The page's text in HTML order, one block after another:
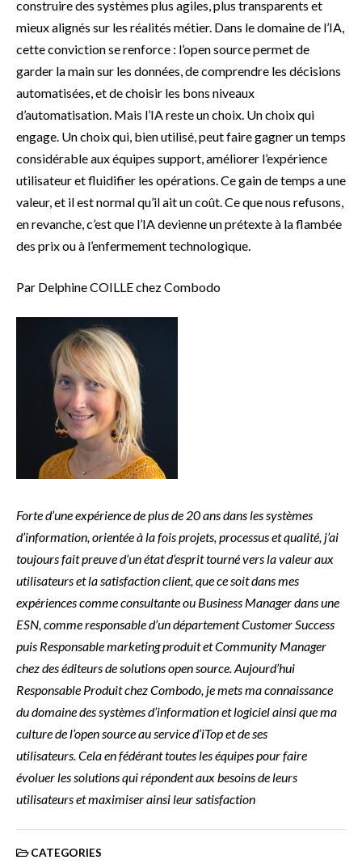
construire des systèmes plus agiles, plus transparents et
mieux alignés sur les réalités métier. Dans le domaine de l’IA,
cette conviction se renforce : l’open source permet de
garder la main sur les données, de comprendre les décisions
automatisées, et de choisir les bons niveaux
d’automatisation. Mais l’IA reste un choix. Un choix qui
engage. Un choix qui, bien utilisé, peut faire gagner un temps
considérable aux équipes support, améliorer l’expérience
utilisateur et fluidifier les opérations. Ce gain de temps a une
valeur, et il est normal qu’il ait un coût. Ce que nous refusons,
en revanche, c’est que l’IA devienne un prétexte à la flambée
des prix ou à l’enfermement technologique.
Par Delphine COILLE chez Combodo
Forte d’une expérience de plus de 20 ans dans les systèmes
d’information, orientée à la fois projets, processus et qualité, j’ai
toujours fait preuve d’un état d’esprit tourné vers la valeur aux
utilisateurs et la satisfaction client, que ce soit dans mes
expériences comme consultante ou Business Manager dans une
ESN, comme responsable d’un département Customer Success
puis Responsable marketing produit et Community Manager
chez des éditeurs de solutions open source.Aujourd’hui
Responsable Produit chez Combodo, je mets ma connaissance
du domaine des systèmes d’information et logiciel ainsi que ma
culture de l’open source au service d’iTop et de ses
utilisateurs.Cela en fédérant toutes les équipes pour faire
évoluer les solutions qui répondent aux besoins de leurs
utilisateurs et maximiser ainsi leur satisfaction
CATEGORIES